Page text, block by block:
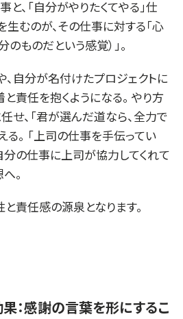
と、「自分がやりたくてやる」仕
むのが、その仕事に対する「心
ものだという感覚）」。
、自分が名付けたプロジェクトに
責任を抱くようになる。 やり方
せ、「君が選んだ道なら、全力で
る。 「上司の仕事を手伝ってい
分の仕事に上司が協力してくれて
。
責任感の源泉となります。
：感謝の言葉を形にするこ